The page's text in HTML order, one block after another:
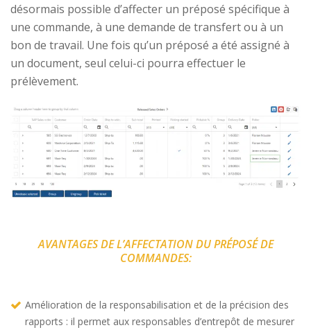
désormais possible d’affecter un préposé spécifique à
une commande, à une demande de transfert ou à un
bon de travail. Une fois qu’un préposé a été assigné à
un document, seul celui-ci pourra effectuer le
prélèvement.
AVANTAGES DE L’AFFECTATION DU PRÉPOSÉ DE
COMMANDES:
Amélioration de la responsabilisation et de la précision des
rapports : il permet aux responsables d’entrepôt de mesurer